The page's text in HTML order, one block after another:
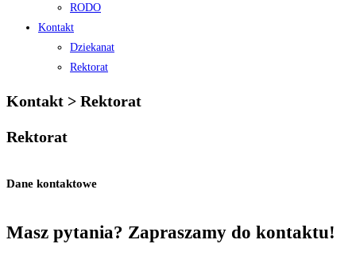
RODO
Kontakt
Dziekanat
Rektorat
Kontakt > Rektorat
Rektorat
Dane kontaktowe
Masz pytania? Zapraszamy do kontaktu!